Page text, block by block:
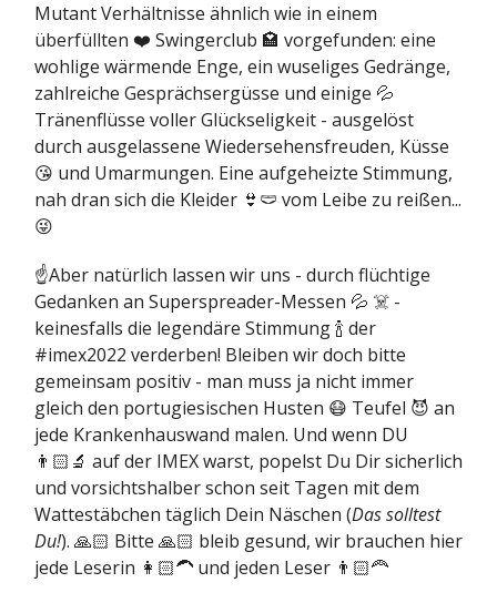
Mutant Verhältnisse ähnlich wie in einem
überfüllten ❤️ Swingerclub 🏩 vorgefunden: eine
wohlige wärmende Enge, ein wuseliges Gedränge,
zahlreiche Gesprächsergüsse und einige 💦
Tränenflüsse voller Glückseligkeit - ausgelöst
durch ausgelassene Wiedersehensfreuden, Küsse
😘 und Umarmungen. Eine aufgeheizte Stimmung,
nah dran sich die Kleider 👙🩲 vom Leibe zu reißen...
😜
☝️Aber natürlich lassen wir uns - durch flüchtige
Gedanken an Superspreader-Messen 💦 ☠️ -
keinesfalls die legendäre Stimmung 🍾 der
#imex2022 verderben! Bleiben wir doch bitte
gemeinsam positiv - man muss ja nicht immer
gleich den portugiesischen Husten 😷 Teufel 😈 an
jede Krankenhauswand malen. Und wenn DU
👨🏻‍🔬 auf der IMEX warst, popelst Du Dir sicherlich
und vorsichtshalber schon seit Tagen mit dem
Wattestäbchen täglich Dein Näschen (Das solltest
Du!). 🙏🏻 Bitte 🙏🏻 bleib gesund, wir brauchen hier
jede Leserin 👩🏻‍🦱 und jeden Leser 👨🏻‍🦰